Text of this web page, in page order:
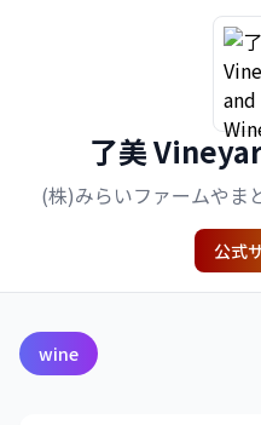
了美
(株)みらいファームやま
公式
wine